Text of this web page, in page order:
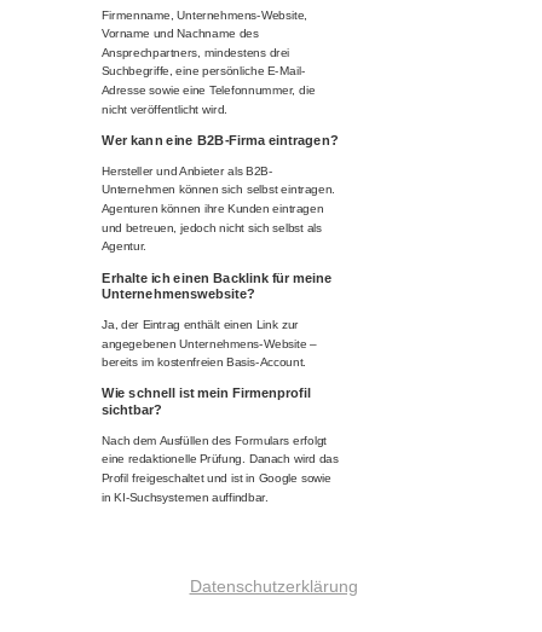
Datenschutzerklärung
Firmenname, Unternehmens-Website,
Vorname und Nachname des
Ansprechpartners, mindestens drei
Suchbegriffe, eine persönliche E-Mail-
Adresse sowie eine Telefonnummer, die
nicht veröffentlicht wird.
Wer kann eine B2B-Firma eintragen?
Hersteller und Anbieter als B2B-
Unternehmen können sich selbst eintragen.
Agenturen können ihre Kunden eintragen
und betreuen, jedoch nicht sich selbst als
Agentur.
Erhalte ich einen Backlink für meine
Unternehmenswebsite?
Ja, der Eintrag enthält einen Link zur
angegebenen Unternehmens-Website –
bereits im kostenfreien Basis-Account.
Wie schnell ist mein Firmenprofil
sichtbar?
Nach dem Ausfüllen des Formulars erfolgt
eine redaktionelle Prüfung. Danach wird das
Profil freigeschaltet und ist in Google sowie
in KI-Suchsystemen auffindbar.